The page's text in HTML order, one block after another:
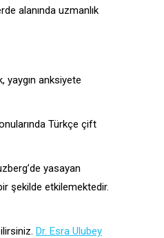
alanında uzmanlık
yaygın anksiyete
Türkçe çift
yasayan
şekilde etkilemektedir.
Dr. Esra Ulubey